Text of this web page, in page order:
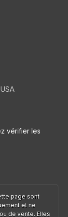
vérifier les
page sont
et ne
de vente. Elles